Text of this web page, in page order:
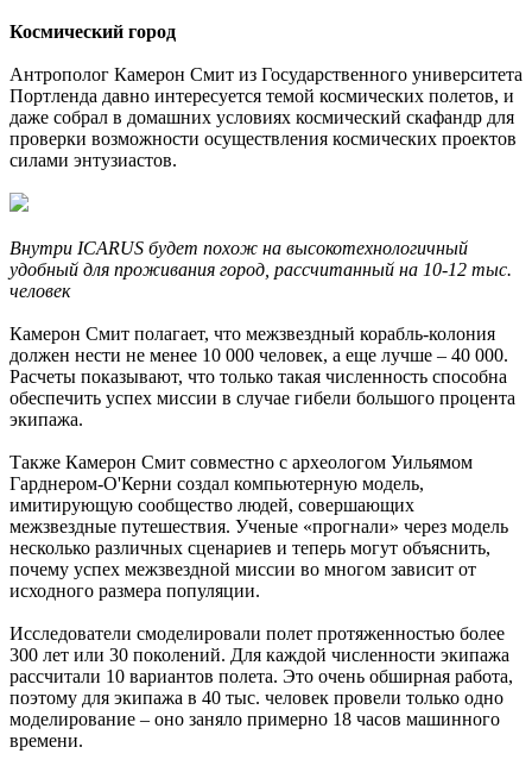
Космический город
Антрополог Камерон Смит из Государственного университета
Портленда давно интересуется темой космических полетов, и
даже собрал в домашних условиях космический скафандр для
проверки возможности осуществления космических проектов
силами энтузиастов.
Внутри ICARUS будет похож на высокотехнологичный
удобный для проживания город, рассчитанный на 10-12 тыс.
человек
Камерон Смит полагает, что межзвездный корабль-колония
должен нести не менее 10 000 человек, а еще лучше – 40 000.
Расчеты показывают, что только такая численность способна
обеспечить успех миссии в случае гибели большого процента
экипажа.
Также Камерон Смит совместно с археологом Уильямом
Гарднером-O'Керни создал компьютерную модель,
имитирующую сообщество людей, совершающих
межзвездные путешествия. Ученые «прогнали» через модель
несколько различных сценариев и теперь могут объяснить,
почему успех межзвездной миссии во многом зависит от
исходного размера популяции.
Исследователи смоделировали полет протяженностью более
300 лет или 30 поколений. Для каждой численности экипажа
рассчитали 10 вариантов полета. Это очень обширная работа,
поэтому для экипажа в 40 тыс. человек провели только одно
моделирование – оно заняло примерно 18 часов машинного
времени.